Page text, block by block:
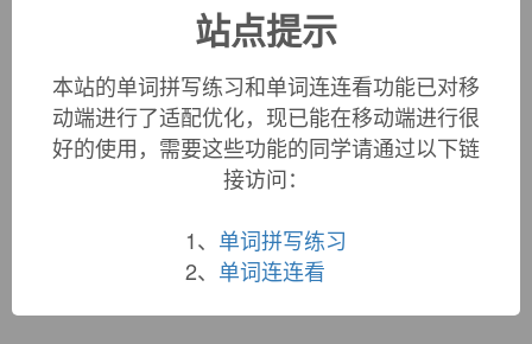
代词的
英文词源
1670s, from Late Latin pronominalis(Priscian) "pertaining
to a pronoun," from Latinpronomen(see
站点提示
本站的单词拼写练习和单词连连看功能已对移
动端进行了适配优化，现已能在移动端进行很
好的使用，需要这些功能的同学请通过以下链
接访问：
1、 单词拼写练习
2、 单词连连看